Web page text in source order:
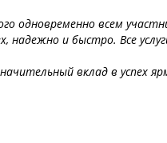
одновременно всем
и быстро. Все
вклад в успех